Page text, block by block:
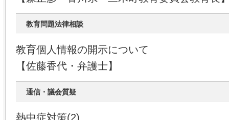
教育問題法律相談
教育個人情報の開示について
【佐藤香代・弁護士】
通信・議会質疑
熱中症対策(2)